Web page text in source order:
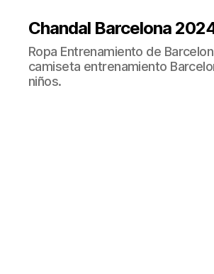
Chandal Barcelona
Ropa Entrenamiento de
camiseta entrenamiento
niños.